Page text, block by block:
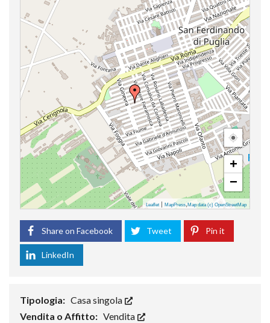
+
−
Leaflet | MapPress, Map data (c) OpenStreetMap
Share on Facebook Tweet Pin it
LinkedIn
Tipologia: Casa singola
Vendita o Affitto: Vendita